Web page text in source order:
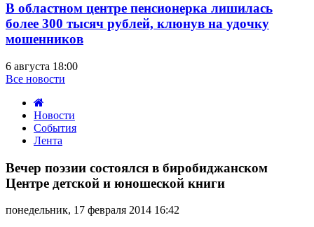
В областном центре пенсионерка лишилась
более 300 тысяч рублей, клюнув на удочку
мошенников
6 августа 18:00
Все новости
Новости
События
Лента
поэзии
состоялся
в
Центре
Вечер поэзии состоялся в биробиджанском
Центре детской и юношеской книги
понедельник, 17 февраля 2014 16:42